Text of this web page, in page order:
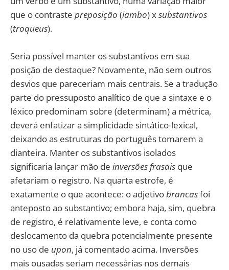
que o contraste preposição (iambo) xsubstantivos
(troqueus).
Seria possível manter os substantivos em sua
posição de destaque? Novamente, não sem outros
desvios que pareceriam mais centrais. Se a tradução
parte do pressuposto analítico de que a sintaxe e o
léxico predominam sobre (determinam) a métrica,
deverá enfatizar a simplicidade sintático-lexical,
deixando as estruturas do português tomarem a
dianteira. Manter os substantivos isolados
significaria lançar mão de inversões frasais que
afetariam o registro. Na quarta estrofe, é
exatamente o que acontece: o adjetivobrancasfoi
anteposto ao substantivo; embora haja, sim, quebra
de registro, é relativamente leve, e conta como
deslocamento da quebra potencialmente presente
no uso de upon, já comentado acima. Inversões
mais ousadas seriam necessárias nos demais